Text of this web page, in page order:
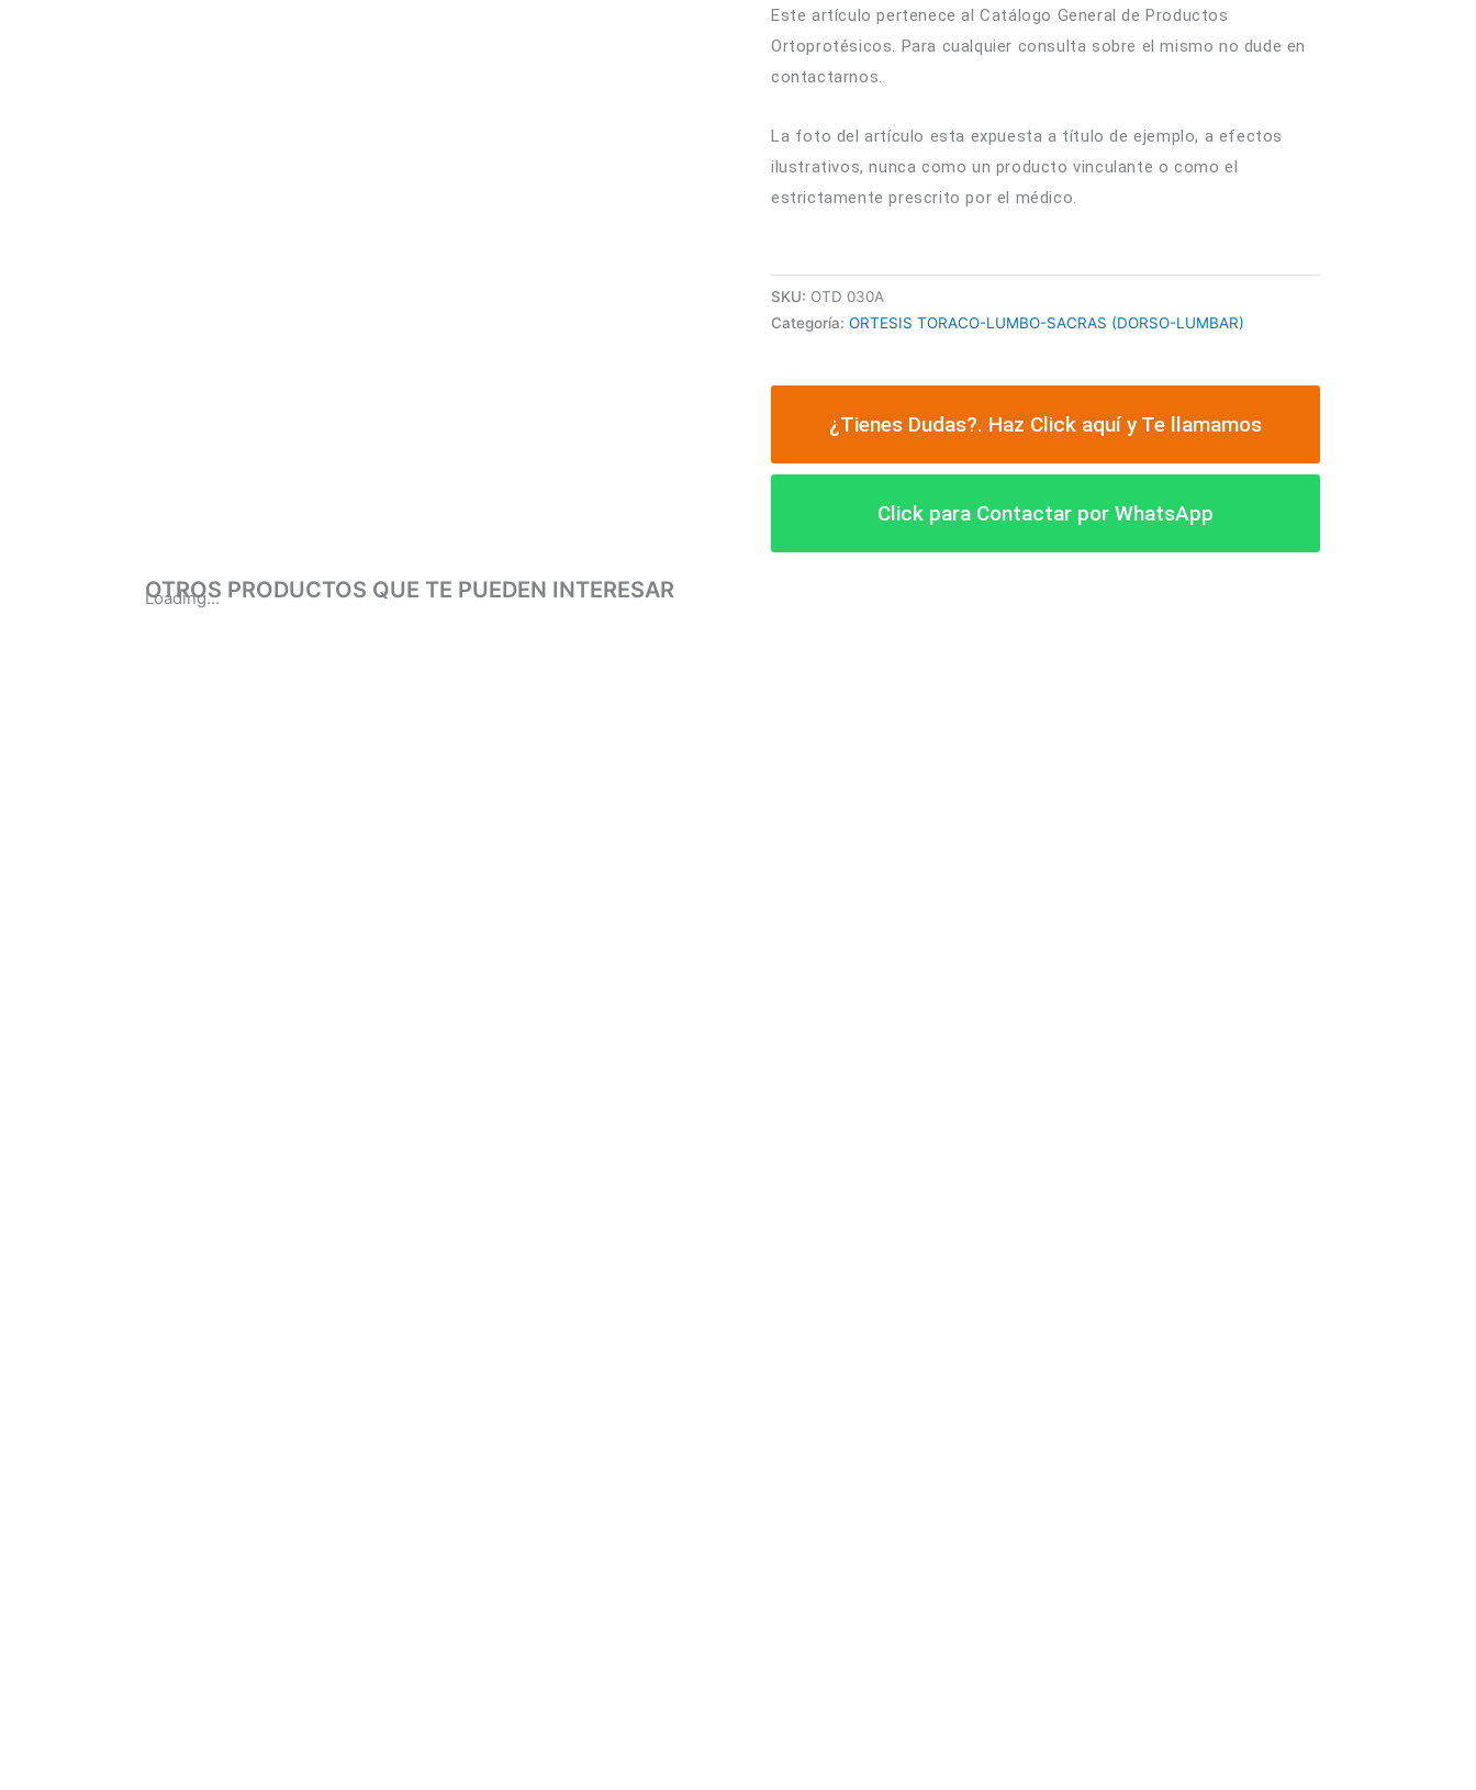
f
Este artículo pertenece al Catálogo General de Productos
Ortoprotésicos. Para cualquier consulta sobre el mismo no dude en
contactarnos.
La foto del artículo esta expuesta a título de ejemplo, a efectos
ilustrativos, nunca como un producto vinculante o como el
estrictamente prescrito por el médico.
SKU: OTD 030A
Categoría: ORTESIS TORACO-LUMBO-SACRAS (DORSO-LUMBAR)
¿Tienes Dudas?. Haz Click aquí y Te llamamos
Click para Contactar por WhatsApp
Loading...
OTROS PRODUCTOS QUE TE PUEDEN INTERESAR